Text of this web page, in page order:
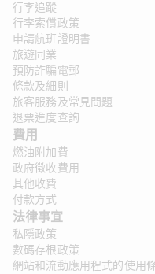
行李追蹤
行李索償政策
申請航班證明書
旅遊同業
預防詐騙電郵
條款及細則
旅客服務及常見問題
退票進度查詢
費用
燃油附加費
政府徵收費用
其他收費
付款方式
法律事宜
私隱政策
數碼存根政策
網站和流動應用程式的使用